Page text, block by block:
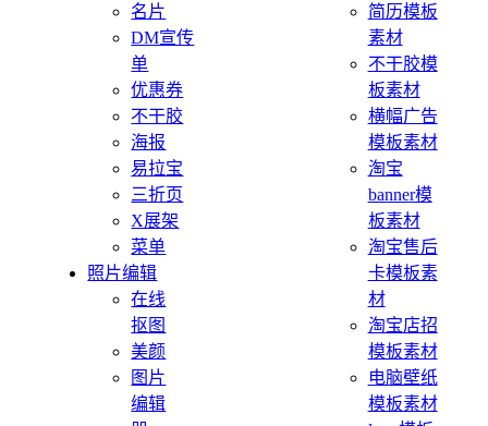
名片
DM宣传
单
优惠券
不干胶
海报
易拉宝
三折页
X展架
菜单
照片编辑
在线
抠图
美颜
图片
编辑
简历模板
素材
不干胶模
板素材
横幅广告
模板素材
淘宝
banner模
板素材
淘宝售后
卡模板素
材
淘宝店招
模板素材
电脑壁纸
模板素材